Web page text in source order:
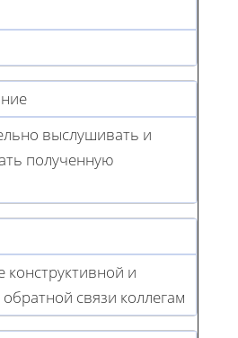
выслушивать и
полученную
конструктивной и
связи коллегам